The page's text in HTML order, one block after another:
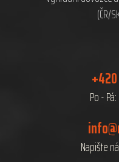
(ČR/
Po -
Napište